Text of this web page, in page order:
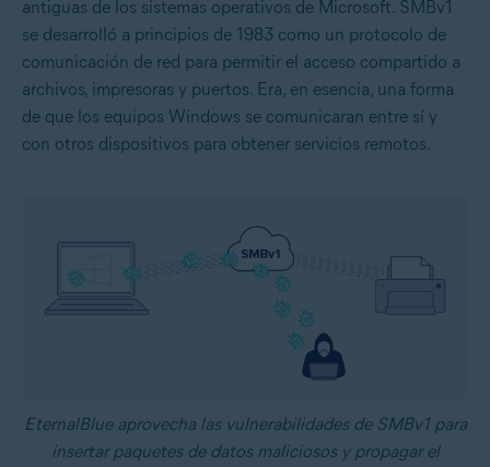
antiguas de los sistemas operativos de Microsoft. SMBv1
se desarrolló a principios de 1983 como un protocolo de
comunicación de red para permitir el acceso compartido a
archivos, impresoras y puertos. Era, en esencia, una forma
de que los equipos Windows se comunicaran entre sí y
con otros dispositivos para obtener servicios remotos.
EternalBlue aprovecha las vulnerabilidades de SMBv1 para
insertar paquetes de datos maliciosos y propagar el